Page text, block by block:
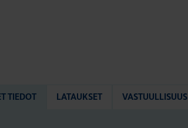
TIEDOT LATAUKSET VASTUULLISUUS